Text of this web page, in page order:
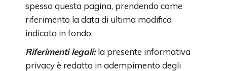
spesso questa pagina, prendendo come
riferimento la data di ultima modifica
indicata in fondo.
Riferimenti legali:la presente informativa
privacy è redatta in adempimento degli